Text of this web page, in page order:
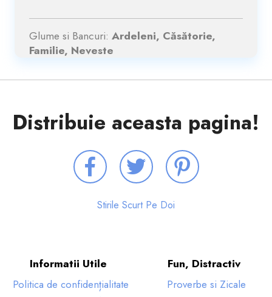
Glume si Bancuri: Ardeleni, Căsătorie,
Familie, Neveste
Distribuie aceasta pagina!
Stirile Scurt Pe Doi
Informatii Utile
Politica de confidențialitate
Fun, Distractiv
Proverbe si Zicale